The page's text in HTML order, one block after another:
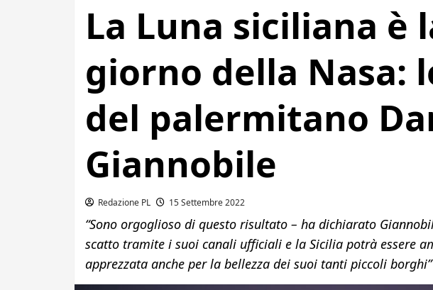
La Luna siciliana è
giorno della Nasa:
del palermitano
Giannobile
Redazione PL 15 Settembre 2022
“Sono orgoglioso di questo risultato – ha dichiarato
scatto tramite i suoi canali ufficiali e la Sicilia potrà essere
apprezzata anche per la bellezza dei suoi tanti piccoli borghi”